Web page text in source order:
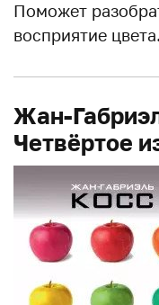
Поможет
восприятие цвета.
Жан-
Четвёртое